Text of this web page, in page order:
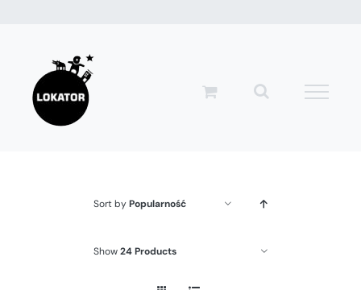
zawartości
Sort byPopularność
Show24 Products